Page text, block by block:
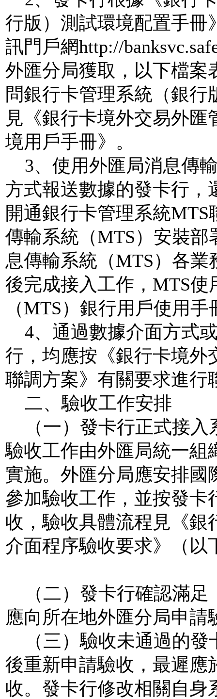
行版）測試環境配置手冊
訊門戶網http://
外匯分局獲取，以下檔案
問銀行卡管理系統（銀
見《銀行卡境外交易外
境用戶手冊》。
3、使用外匯局消息傳
方式報送數據的發卡行，
開通銀行卡管理系統MTS
傳輸系統（MTS）安裝部
息傳輸系統（MTS）各業
後完成接入工作， MTS使
（MTS）銀行用戶使用手
4、通過數據介面方式
行，均應按《銀行卡境外
聯調方案》有關要求進行
二、驗收工作安排
（一）發卡行正式接
驗收工作由外匯局統一組
實施。外匯分局應安排國
參加驗收工作，並按發卡
收，驗收具體流程見《銀
介面程序驗收要求》（以
（二）發卡行確認滿
應向所在地外匯分局申請
（三）驗收未通過的
後重新申請驗收，最遲應
收。發卡行修改相關自身